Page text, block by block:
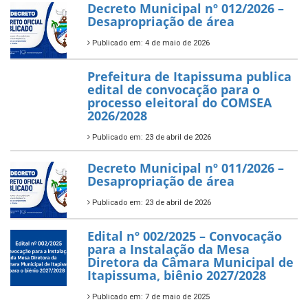
Decreto Municipal nº 012/2026 –
Desapropriação de área
Publicado em: 4 de maio de 2026
Prefeitura de Itapissuma publica
edital de convocação para o
processo eleitoral do COMSEA
2026/2028
Publicado em: 23 de abril de 2026
Decreto Municipal nº 011/2026 –
Desapropriação de área
Publicado em: 23 de abril de 2026
Edital nº 002/2025 – Convocação
para a Instalação da Mesa
Diretora da Câmara Municipal de
Itapissuma, biênio 2027/2028
Publicado em: 7 de maio de 2025